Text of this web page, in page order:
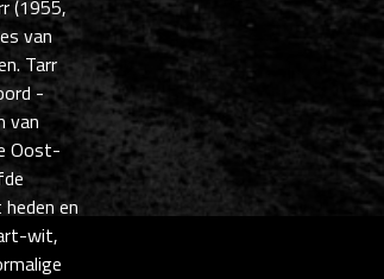
(1955,
van
Tarr
-
van
Oost-
en
wit,